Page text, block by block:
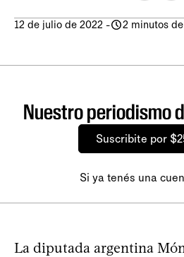
12 de julio de 2022 - 2 minutos
Nuestro periodismo
Suscribite por
Si ya tenés una
La diputada argentina